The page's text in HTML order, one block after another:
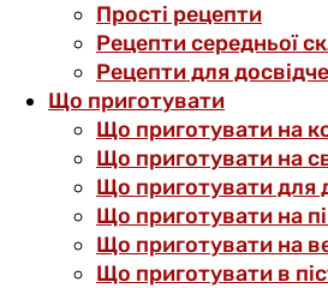
Прості рецепти
Рецепти середньої
Рецепти для
Що приготувати
Що приготувати на
Що приготувати на
Що приготувати для
Що приготувати на
Що приготувати на
Що приготувати в